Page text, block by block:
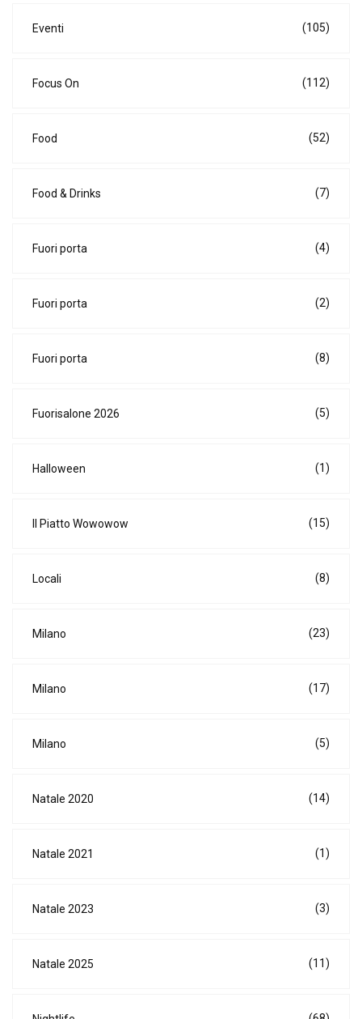
Eventi (105)
Focus On (112)
Food (52)
Food & Drinks (7)
Fuori porta (4)
Fuori porta (2)
Fuori porta (8)
Fuorisalone 2026 (5)
Halloween (1)
Il Piatto Wowowow (15)
Locali (8)
Milano (23)
Milano (17)
Milano (5)
Natale 2020 (14)
Natale 2021 (1)
Natale 2023 (3)
Natale 2025 (11)